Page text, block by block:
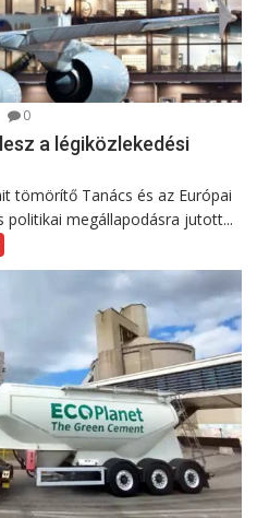
0
a légiközlekedési
tömörítő Tanács és az Európai
politikai megállapodásra jutott...